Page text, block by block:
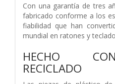
Con una garantía de tres
fabricado conforme a los
fiabilidad que han
mundial en ratones y
HECHO
RECICLADO